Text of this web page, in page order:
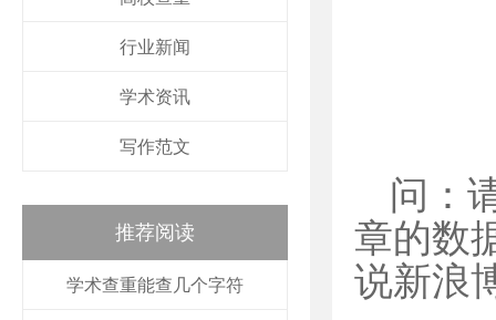
行业新闻
学术资讯
写作范文
推荐阅读
学术查重能查几个字符
问：
章的数
说新浪